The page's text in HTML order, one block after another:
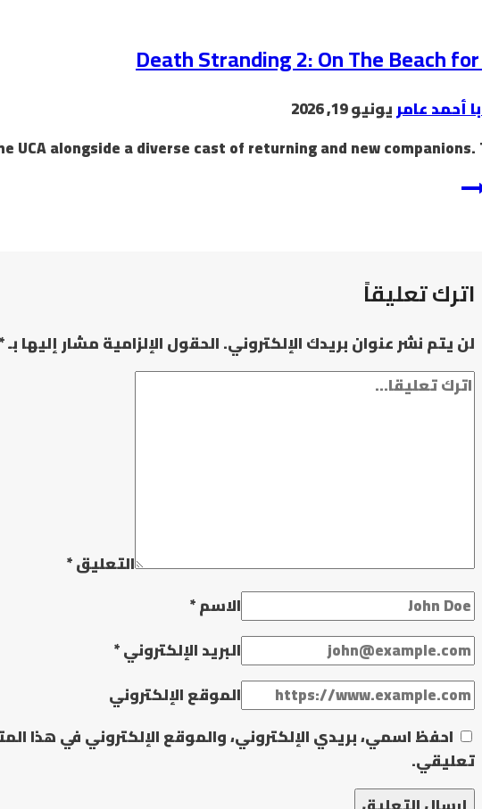
Death Stranding 2: On The Beach
أحمد عامريونيو 19, 2026
اترك تعليقاً
لن يتم نشر عنوان بريدك الإلكتروني.الحقول الإلزامية مشار إليها بـ*
التعليق*
الاسم*
البريد الإلكتروني*
الموقع الإلكتروني
احفظ اسمي، بريدي الإلكتروني، والموقع الإلكتروني في هذا
تعليقي.